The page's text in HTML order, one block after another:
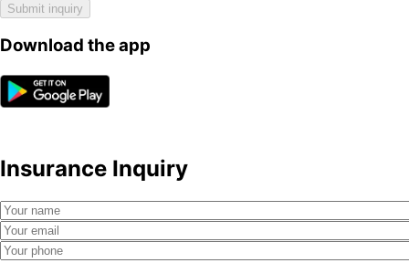
Submit inquiry
Download the app
Insurance Inquiry